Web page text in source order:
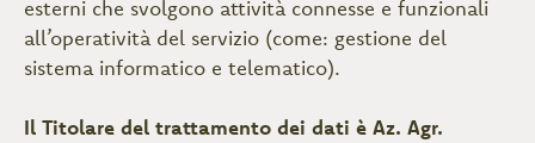
esterni che svolgono attività connesse e funzionali
all’operatività del servizio (come: gestione del
sistema informatico e telematico).
Il Titolare del trattamento dei dati è Az. Agr.